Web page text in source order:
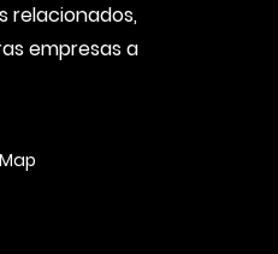
relacionados,
empresas a